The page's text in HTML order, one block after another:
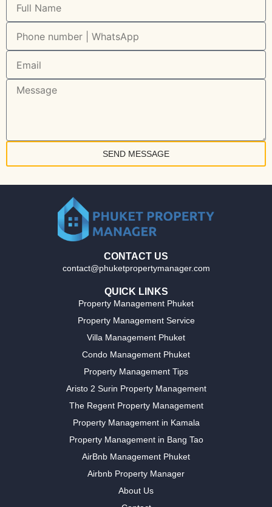
SEND MESSAGE
CONTACT US
contact@phuketpropertymanager.com
QUICK LINKS
Property Management Phuket
Property Management Service
Villa Management Phuket
Condo Management Phuket
Property Management Tips
Aristo 2 Surin Property Management
The Regent Property Management
Property Management in Kamala
Property Management in Bang Tao
AirBnb Management Phuket
Airbnb Property Manager
About Us